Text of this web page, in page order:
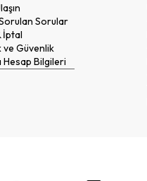
Sorular
İptal
ve Güvenlik
Hesap Bilgileri